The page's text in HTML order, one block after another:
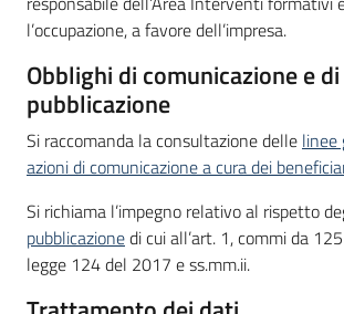
l’occupazione, a favore dell’impresa.
Obblighi di comunicazione e di
pubblicazione
Si raccomanda la consultazione delle linee
azioni di comunicazione a cura dei
Si richiama l’impegno relativo al rispetto
pubblicazionedi cui all’art. 1, commi da
legge 124 del 2017 e ss.mm.ii.